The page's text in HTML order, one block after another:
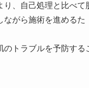
り、自己処理と比べて
ながら施術を進めるた
トラブルを予防する